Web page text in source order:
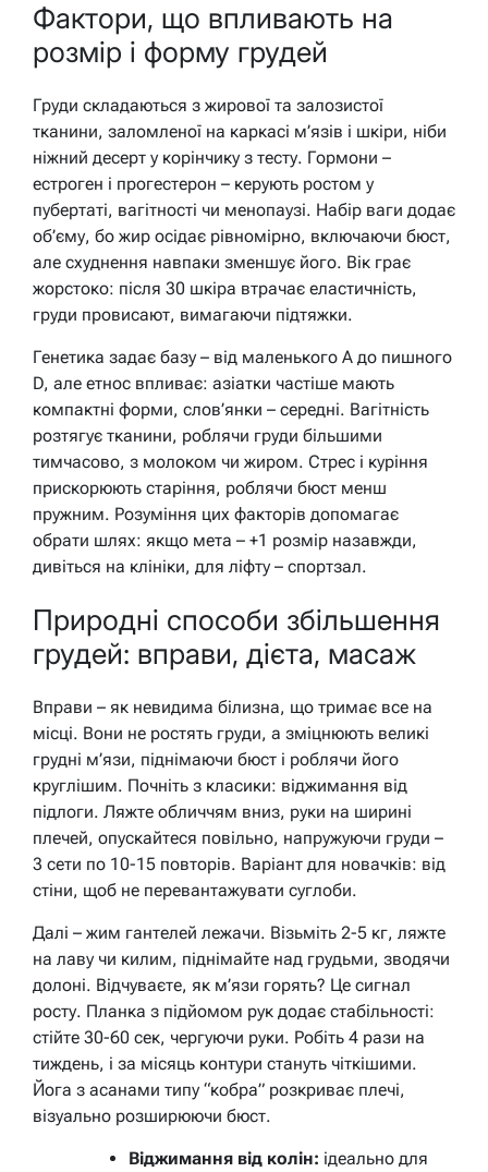
Фактори, що впливають на
розмір і форму грудей
Груди складаються з жирової та залозистої
тканини, заломленої на каркасі м’язів і шкіри, ніби
ніжний десерт у корінчику з тесту. Гормони –
естроген і прогестерон – керують ростом у
пубертаті, вагітності чи менопаузі. Набір ваги додає
об’єму, бо жир осідає рівномірно, включаючи бюст,
але схуднення навпаки зменшує його. Вік грає
жорстоко: після 30 шкіра втрачає еластичність,
груди провисают, вимагаючи підтяжки.
Генетика задає базу – від маленького А до пишного
D, але етнос впливає: азіатки частіше мають
компактні форми, слов’янки – середні. Вагітність
розтягує тканини, роблячи груди більшими
тимчасово, з молоком чи жиром. Стрес і куріння
прискорюють старіння, роблячи бюст менш
пружним. Розуміння цих факторів допомагає
обрати шлях: якщо мета – +1 розмір назавжди,
дивіться на клініки, для ліфту – спортзал.
Природні способи збільшення
грудей: вправи, дієта, масаж
Вправи – як невидима білизна, що тримає все на
місці. Вони не ростять груди, а зміцнюють великі
грудні м’язи, піднімаючи бюст і роблячи його
круглішим. Почніть з класики: віджимання від
підлоги. Ляжте обличчям вниз, руки на ширині
плечей, опускайтеся повільно, напружуючи груди –
3 сети по 10-15 повторів. Варіант для новачків: від
стіни, щоб не перевантажувати суглоби.
Далі – жим гантелей лежачи. Візьміть 2-5 кг, ляжте
на лаву чи килим, піднімайте над грудьми, зводячи
долоні. Відчуваєте, як м’язи горять? Це сигнал
росту. Планка з підйомом рук додає стабільності:
стійте 30-60 сек, чергуючи руки. Робіть 4 рази на
тиждень, і за місяць контури стануть чіткішими.
Йога з асанами типу “кобра” розкриває плечі,
візуально розширюючи бюст.
Віджимання від колін: ідеально для